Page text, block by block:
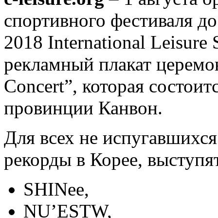
спортивного фестиваля
2018 International Leisure
рекламный плакат
Concert”, которая
провинции Канвон.
Для всех не
рекорды в Корее,
SHINee,
NU’ESTW,